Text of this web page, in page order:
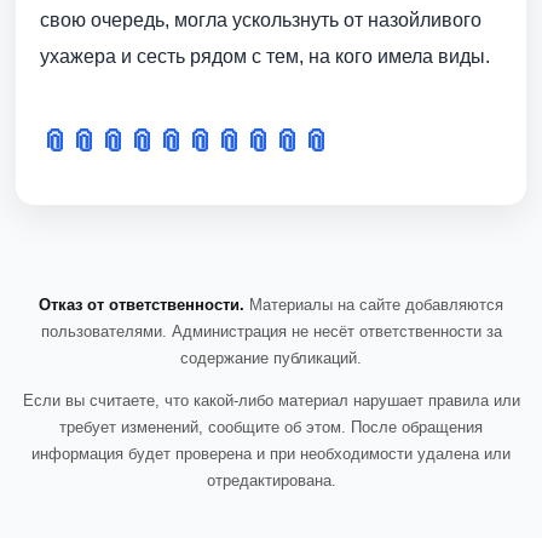
свою очередь, могла ускользнуть от назойливого
ухажера и сесть рядом с тем, на кого имела виды.
📎 📎 📎 📎 📎 📎 📎 📎 📎 📎
Отказ от ответственности. Материалы на сайте добавляются
пользователями. Администрация не несёт ответственности за
содержание публикаций.
Если вы считаете, что какой-либо материал нарушает правила или
требует изменений, сообщите об этом. После обращения
информация будет проверена и при необходимости удалена или
отредактирована.